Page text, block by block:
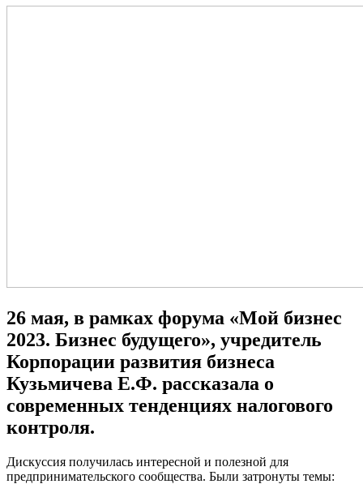
26 мая, в рамках форума «Мой бизнес
2023. Бизнес будущего», учредитель
Корпорации развития бизнеса
Кузьмичева Е.Ф. рассказала о
современных тенденциях налогового
контроля.
Дискуссия получилась интересной и полезной для
предпринимательского сообщества. Были затронуты темы: